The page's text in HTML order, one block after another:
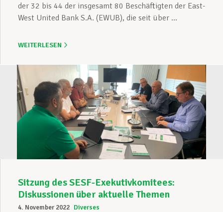
der 32 bis 44 der insgesamt 80 Beschäftigten der East-
West United Bank S.A. (EWUB), die seit über ...
WEITERLESEN
Sitzung des SESF-Exekutivkomitees:
Diskussionen über aktuelle Themen
4. November 2022 Diverses